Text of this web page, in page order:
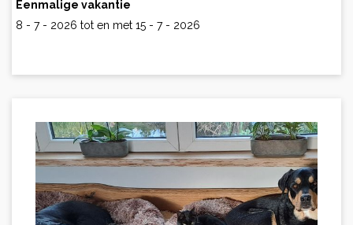
Eenmalige vakantie
8 - 7 - 2026 tot en met 15 - 7 - 2026